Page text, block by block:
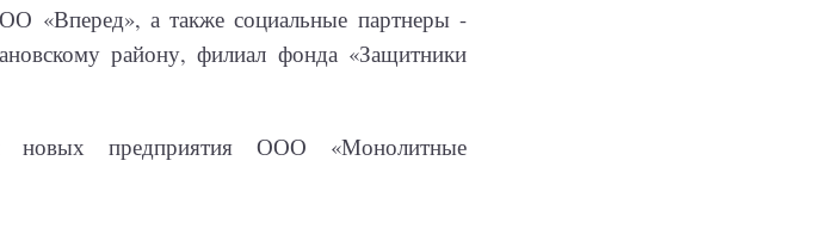
«Вперед», а также социальные партнеры -
району, филиал фонда «Защитники
новых предприятия ООО «Монолитные